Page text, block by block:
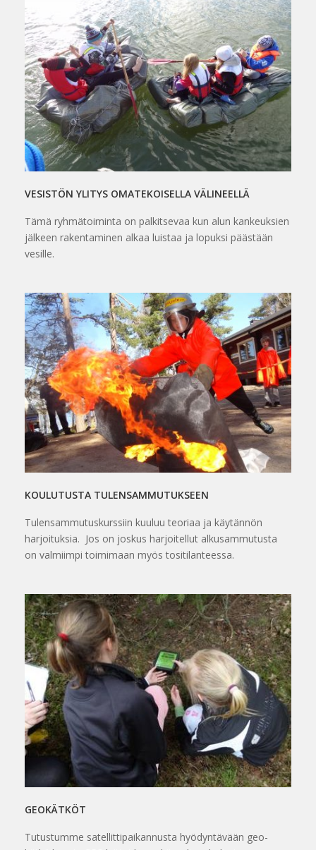
VESISTÖN YLITYS OMATEKOISELLA VÄLINEELLÄ
Tämä ryhmätoiminta on palkitsevaa kun alun kankeuksien
jälkeen rakentaminen alkaa luistaa ja lopuksi päästään
vesille.
KOULUTUSTA TULENSAMMUTUKSEEN
Tulensammutuskurssiin kuuluu teoriaa ja käytännön
harjoituksia. Jos on joskus harjoitellut alkusammutusta
on valmiimpi toimimaan myös tositilanteessa.
GEOKÄTKÖT
Tutustumme satellittipaikannusta hyödyntävään geo-